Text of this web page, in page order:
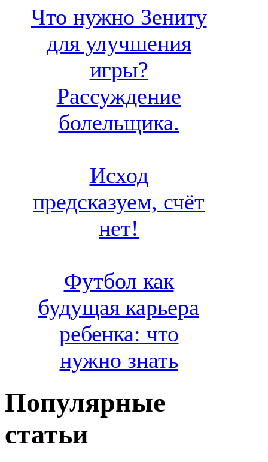
Что нужно Зениту
для улучшения
игры?
Рассуждение
болельщика.
Исход
предсказуем, счёт
нет!
Футбол как
будущая карьера
ребенка: что
нужно знать
Популярные
статьи